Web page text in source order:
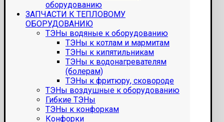
оборудованию
ЗАПЧАСТИ К ТЕПЛОВОМУ
ОБОРУДОВАНИЮ
ТЭНы водяные к оборудованию
ТЭНы к котлам и мармитам
ТЭНы к кипятильникам
ТЭНы к водонагревателям
(болерам)
ТЭНы к фритюру, сковороде
ТЭНы воздушные к оборудованию
Гибкие ТЭНы
ТЭНы к конфоркам
Конфорки